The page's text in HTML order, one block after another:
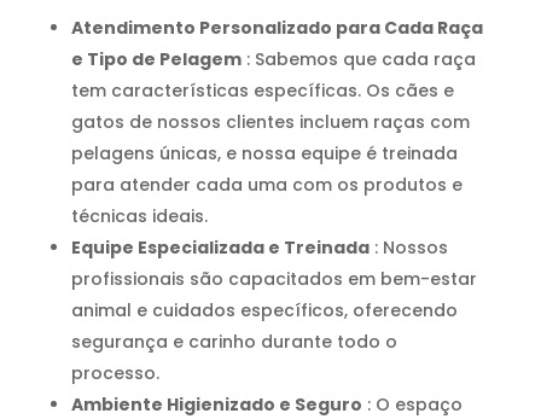
Atendimento Personalizado para Cada Raça
e Tipo de Pelagem: Sabemos que cada raça
tem características específicas. Os cães e
gatos de nossos clientes incluem raças com
pelagens únicas, e nossa equipe é treinada
para atender cada uma com os produtos e
técnicas ideais.
Equipe Especializada e Treinada: Nossos
profissionais são capacitados em bem-estar
animal e cuidados específicos, oferecendo
segurança e carinho durante todo o
processo.
Ambiente Higienizado e Seguro : O espaço